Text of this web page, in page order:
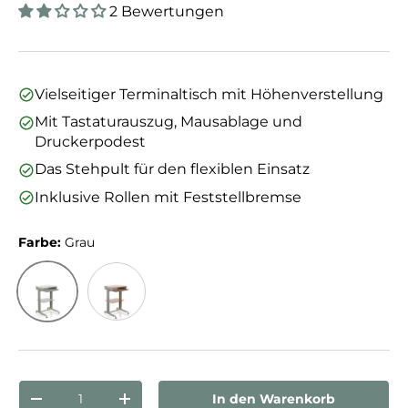
2 Bewertungen
Vielseitiger Terminaltisch mit Höhenverstellung
Mit Tastaturauszug, Mausablage und
Druckerpodest
Das Stehpult für den flexiblen Einsatz
Inklusive Rollen mit Feststellbremse
Farbe: Grau
In den Warenkorb